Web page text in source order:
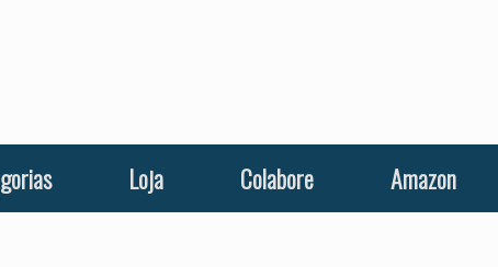
Loja Colabore Amazon